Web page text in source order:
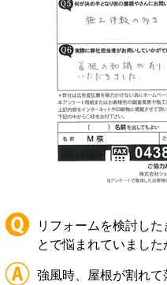
リフォームを検討し
とで悩まれていました
強風時、屋根が割れて